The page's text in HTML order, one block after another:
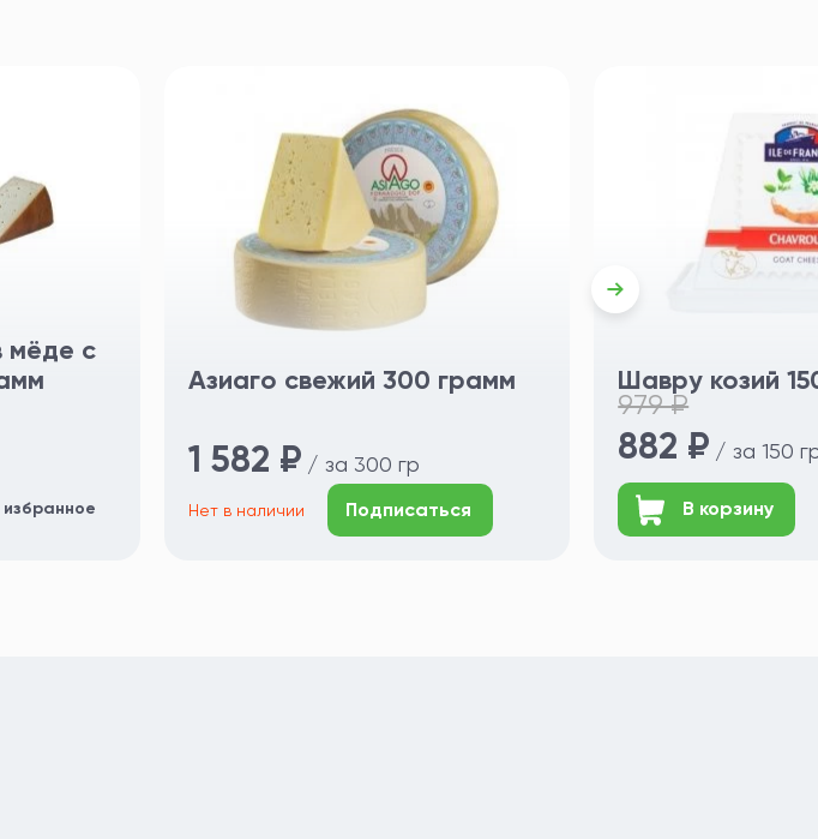
мёде с
избранное
Азиаго свежий 300 грамм
1 582 ₽ / за 300 гр
Нет в наличии Подписаться
Шавру козий
979 ₽
882 ₽ / за 150
В корзину